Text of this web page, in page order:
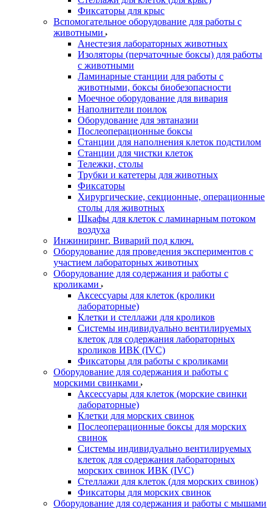
Фиксаторы для крыс
Вспомогательное оборудование для работы с
животными
Анестезия лабораторных животных
Изоляторы (перчаточные боксы) для работы
с животными
Ламинарные станции для работы с
животными, боксы биобезопасности
Моечное оборудование для вивария
Наполнители поилок
Оборудование для эвтаназии
Послеоперационные боксы
Станции для наполнения клеток подстилом
Станции для чистки клеток
Тележки, столы
Трубки и катетеры для животных
Фиксаторы
Хирургические, секционные, операционные
столы для животных
Шкафы для клеток с ламинарным потоком
воздуха
Инжиниринг. Виварий под ключ.
Оборудование для проведения экспериментов с
участием лабораторных животных
Оборудование для содержания и работы с
кроликами
Аксессуары для клеток (кролики
лабораторные)
Клетки и стеллажи для кроликов
Системы индивидуально вентилируемых
клеток для содержания лабораторных
кроликов ИВК (IVC)
Фиксаторы для работы с кроликами
Оборудование для содержания и работы с
морскими свинками
Аксессуары для клеток (морские свинки
лабораторные)
Клетки для морских свинок
Послеоперационные боксы для морских
свинок
Системы индивидуально вентилируемых
клеток для содержания лабораторных
морских свинок ИВК (IVC)
Стеллажи для клеток (для морских свинок)
Фиксаторы для морских свинок
Оборудование для содержания и работы с мышами